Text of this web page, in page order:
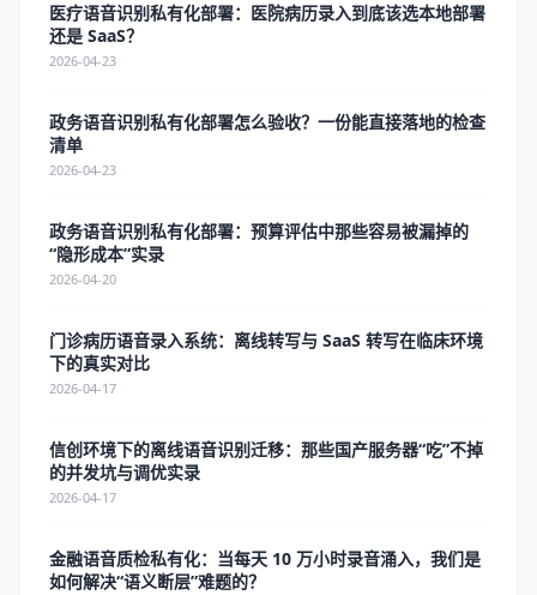
医疗语音识别私有化部署：医院病历录入到底该选本地部署
还是 SaaS？
2026-04-23
政务语音识别私有化部署怎么验收？一份能直接落地的检查
清单
2026-04-23
政务语音识别私有化部署：预算评估中那些容易被漏掉的
“隐形成本”实录
2026-04-20
门诊病历语音录入系统：离线转写与 SaaS 转写在临床环境
下的真实对比
2026-04-17
信创环境下的离线语音识别迁移：那些国产服务器“吃”不掉
的并发坑与调优实录
2026-04-17
金融语音质检私有化：当每天 10 万小时录音涌入，我们是
如何解决“语义断层”难题的？